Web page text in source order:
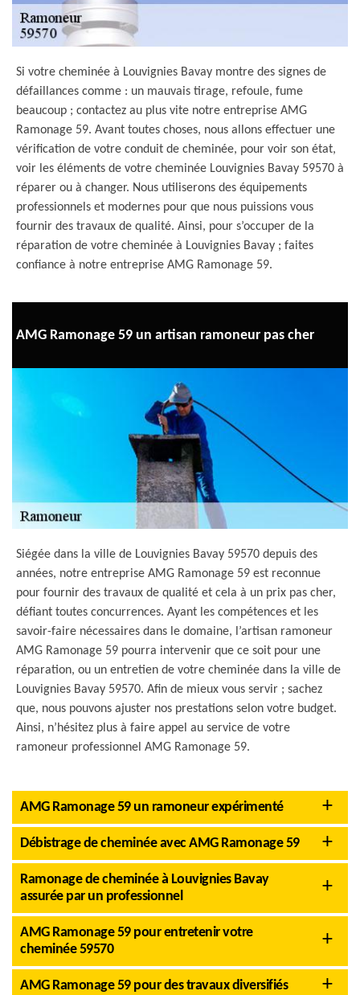
Si votre cheminée à Louvignies Bavay montre des signes de
défaillances comme : un mauvais tirage, refoule, fume
beaucoup ; contactez au plus vite notre entreprise AMG
Ramonage 59. Avant toutes choses, nous allons effectuer une
vérification de votre conduit de cheminée, pour voir son état,
voir les éléments de votre cheminée Louvignies Bavay 59570 à
réparer ou à changer. Nous utiliserons des équipements
professionnels et modernes pour que nous puissions vous
fournir des travaux de qualité. Ainsi, pour s’occuper de la
réparation de votre cheminée à Louvignies Bavay ; faites
confiance à notre entreprise AMG Ramonage 59.
AMG Ramonage 59 un artisan ramoneur pas cher
Siégée dans la ville de Louvignies Bavay 59570 depuis des
années, notre entreprise AMG Ramonage 59 est reconnue
pour fournir des travaux de qualité et cela à un prix pas cher,
défiant toutes concurrences. Ayant les compétences et les
savoir-faire nécessaires dans le domaine, l’artisan ramoneur
AMG Ramonage 59 pourra intervenir que ce soit pour une
réparation, ou un entretien de votre cheminée dans la ville de
Louvignies Bavay 59570. Afin de mieux vous servir ; sachez
que, nous pouvons ajuster nos prestations selon votre budget.
Ainsi, n’hésitez plus à faire appel au service de votre
ramoneur professionnel AMG Ramonage 59.
AMG Ramonage 59 un ramoneur expérimenté
Débistrage de cheminée avec AMG Ramonage 59
Ramonage de cheminée à Louvignies Bavay
assurée par un professionnel
AMG Ramonage 59 pour entretenir votre
cheminée 59570
AMG Ramonage 59 pour des travaux diversifiés